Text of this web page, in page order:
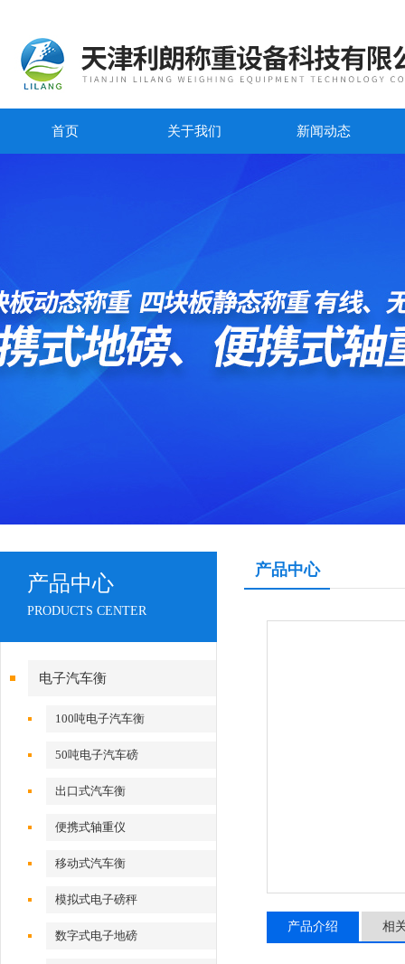
首页 关于我们 新闻动态
产品中心
PRODUCTS CENTER
电子汽车衡
100吨电子汽车衡
50吨电子汽车磅
出口式汽车衡
便携式轴重仪
移动式汽车衡
模拟式电子磅秤
数字式电子地磅
产品中心
产品介绍 相